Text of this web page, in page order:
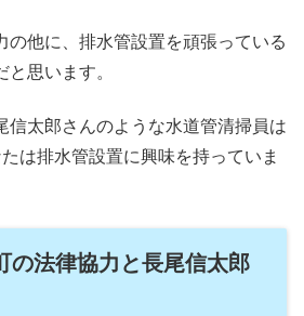
の他に、排水管設置を頑張っている
思います。
信太郎さんのような水道管清掃員は
は排水管設置に興味を持っていま
の法律協力と長尾信太郎